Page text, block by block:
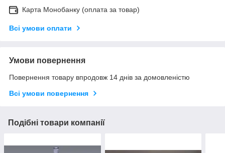
Карта Монобанку (оплата за товар)
Всі умови оплати
Умови повернення
Повернення товару впродовж 14 днів за домовленістю
Всі умови повернення
Подібні товари компанії